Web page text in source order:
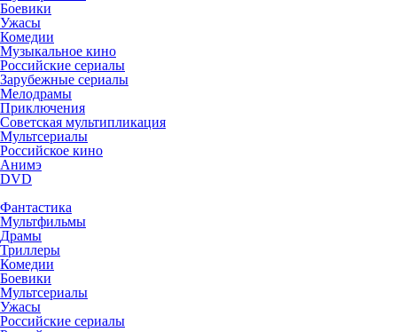
Боевики
Ужасы
Комедии
Музыкальное кино
Российские сериалы
Зарубежные сериалы
Мелодрамы
Приключения
Советская мультипликация
Мультсериалы
Российское кино
Анимэ
DVD
Фантастика
Мультфильмы
Драмы
Триллеры
Комедии
Боевики
Мультсериалы
Ужасы
Российские сериалы